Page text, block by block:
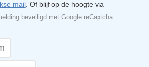
mail. Of blijf op de hoogte via
beveiligd met Google reCaptcha.